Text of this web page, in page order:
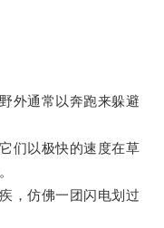
通常以奔跑来躲避
以极快的速度在草
仿佛一团闪电划过